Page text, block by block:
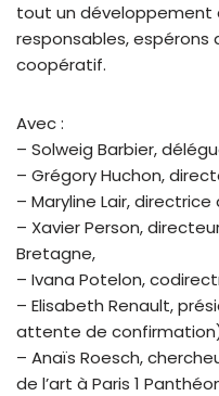
tout un développement
responsables,
coopératif.
Avec :
– Solweig Barbier,
– Grégory Huchon,
– Maryline Lair,
– Xavier Person,
Bretagne,
– Ivana Potelon,
– Elisabeth Renault,
attente de
– Anaïs Roesch,
de l’art à Paris 1